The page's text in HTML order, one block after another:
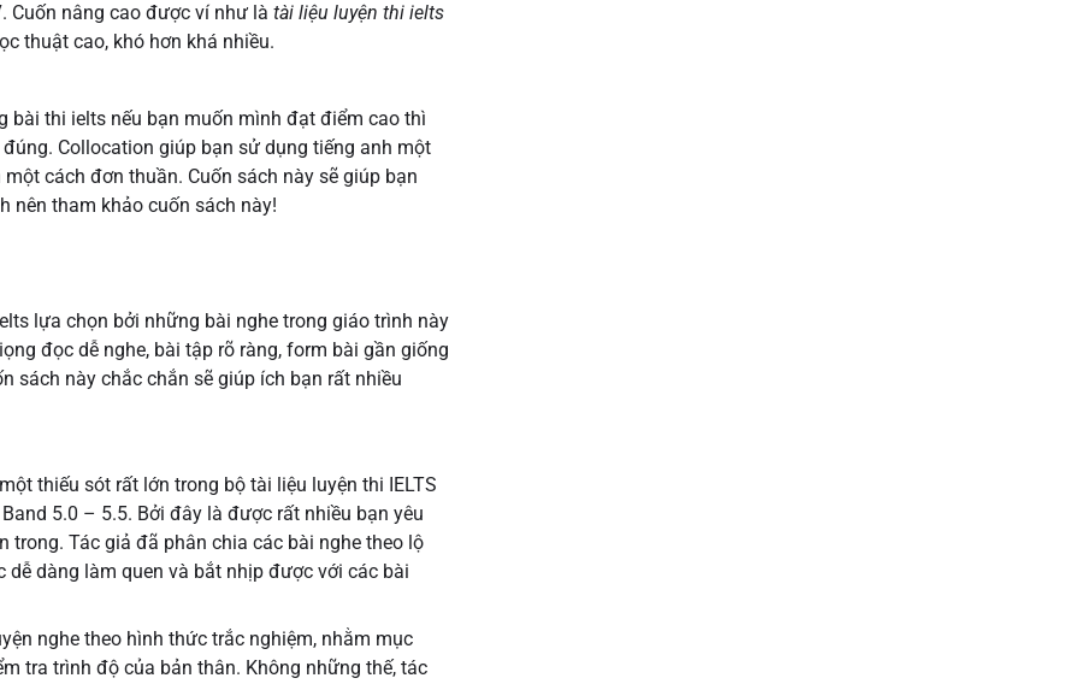
Cuốn nâng cao được ví như là tài liệu luyện thi ielts
thuật cao, khó hơn khá nhiều.
bài thi ielts nếu bạn muốn mình đạt điểm cao thì
Collocation giúp bạn sử dụng tiếng anh một
cách đơn thuần. Cuốn sách này sẽ giúp bạn
nên tham khảo cuốn sách này!
lựa chọn bởi những bài nghe trong giáo trình này
đọc dễ nghe, bài tập rõ ràng, form bài gần giống
sách này chắc chắn sẽ giúp ích bạn rất nhiều
thiếu sót rất lớn trong bộ tài liệu luyện thi IELTS
5.0 – 5.5. Bởi đây là được rất nhiều bạn yêu
trong. Tác giả đã phân chia các bài nghe theo lộ
dàng làm quen và bắt nhịp được với các bài
nghe theo hình thức trắc nghiệm, nhằm mục
tra trình độ của bản thân. Không những thế, tác